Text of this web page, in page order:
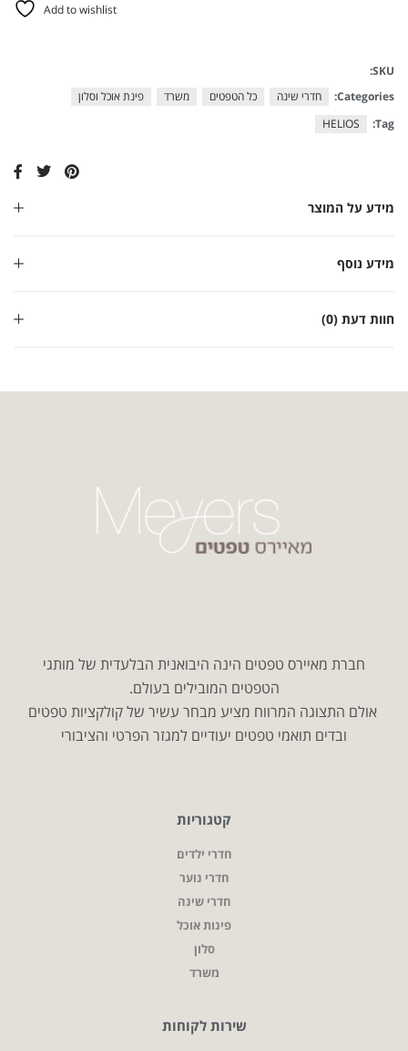
Add to wishlist
מידע על המוצר
מידע נוסף
חוות דעת (0)
SKU:
Categories:
חדרי שינה כל הטפטים משרד
פינת אוכל וסלון
Tag:
HELIOS
חברת מאיירס טפטים הינה היבואנית הבלעדית של מותגי
הטפטים המובילים בעולם.
אולם התצוגה המרווח מציע מבחר עשיר של קולקציות טפטים
ובדים תואמי טפטים יעודיים למגזר הפרטי והציבורי
קטגוריות
חדרי ילדים
חדרי נוער
חדרי שינה
פינות אוכל
סלון
משרד
שירות לקוחות